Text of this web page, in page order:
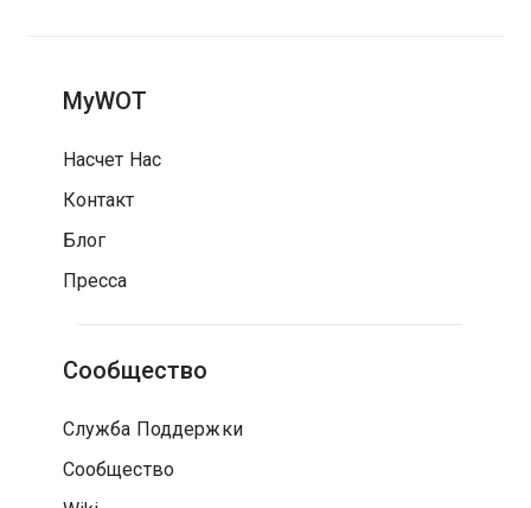
MyWOT
Насчет Нас
Контакт
Блог
Пресса
Сообщество
Служба Поддержки
Сообщество